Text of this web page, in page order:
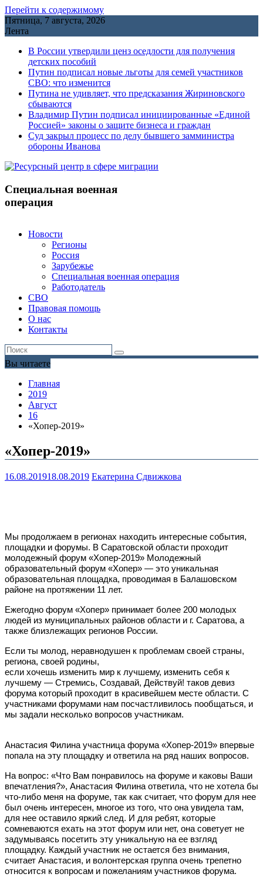
Перейти к содержимому
Пятница, 7 августа, 2026
Лента
В России утвердили ценз оседлости для получения
детских пособий
Путин подписал новые льготы для семей участников
СВО: что изменится
Путина не удивляет, что предсказания Жириновского
сбываются
Владимир Путин подписал инициированные «Единой
Россией» законы о защите бизнеса и граждан
Cуд закрыл процесс по делу бывшего замминистра
обороны Иванова
Специальная военная
операция
Новости
Регионы
Россия
Зарубежье
Специальная военная операция
Работодатель
СВО
Правовая помощь
О нас
Контакты
Вы читаете
Главная
2019
Август
16
«Хопер-2019»
«Хопер-2019»
16.08.201918.08.2019 Екатерина Сдвижкова
Мы продолжаем в регионах находить интересные события,
площадки и форумы. В Саратовской области проходит
молодежный форум «Хопер-2019» Молодежный
образовательный форум «Хопер» — это уникальная
образовательная площадка, проводимая в Балашовском
районе на протяжении 11 лет.
Ежегодно форум «Хопер» принимает более 200 молодых
людей из муниципальных районов области и г. Саратова, а
также близлежащих регионов России.
Если ты молод, неравнодушен к проблемам своей страны,
региона, своей родины,
если хочешь изменить мир к лучшему, изменить себя к
лучшему — Стремись, Создавай, Действуй! таков девиз
форума который проходит в красивейшем месте области. С
участниками форумами нам посчастливилось пообщаться, и
мы задали несколько вопросов участникам.
Анастасия Филина участница форума «Хопер-2019» впервые
попала на эту площадку и ответила на ряд наших вопросов.
На вопрос: «Что Вам понравилось на форуме и каковы Ваши
впечатления?», Анастасия Филина ответила, что не хотела бы
что-либо меня на форуме, так как считает, что форум для нее
был очень интересен, многое из того, что она увидела там,
для нее оставило яркий след. И для ребят, которые
сомневаются ехать на этот форум или нет, она советует не
задумываясь посетить эту уникальную на ее взгляд
площадку. Каждый участник не остается без внимания,
считает Анастасия, и волонтерская группа очень трепетно
относится к вопросам и пожеланиям участников форума.